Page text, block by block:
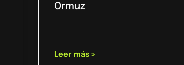
Ormuz
Leer más »